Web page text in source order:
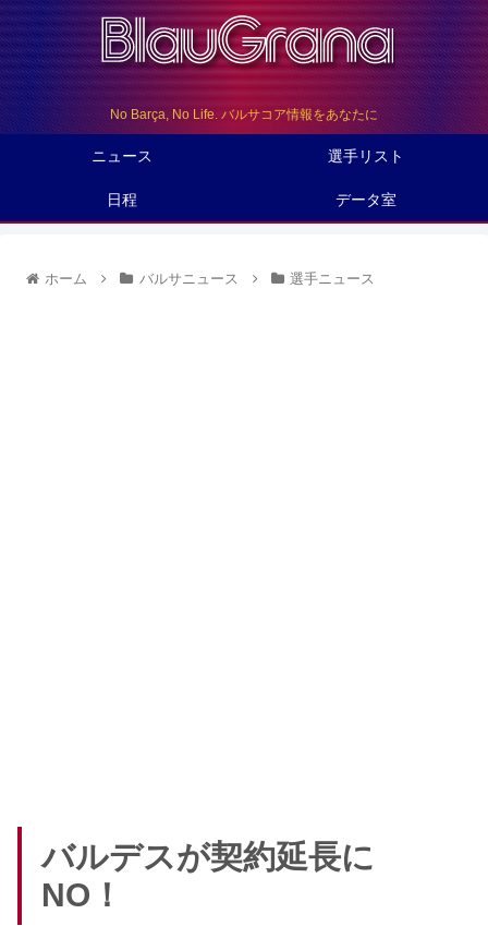
No Barça, No Life. バルサコア情報をあなたに
ニュース 選手リスト
日程 データ室
ホーム バルサニュース 選手ニュース
バルデスが契約延長に
NO！